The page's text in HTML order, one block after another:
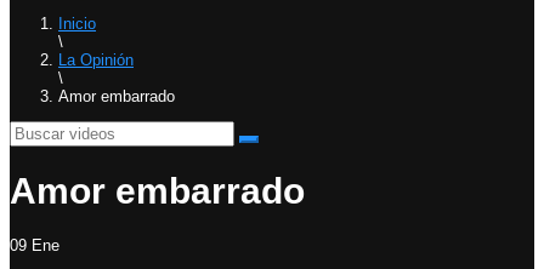
Inicio
\
La Opinión
\
Amor embarrado
Amor embarrado
09 Ene